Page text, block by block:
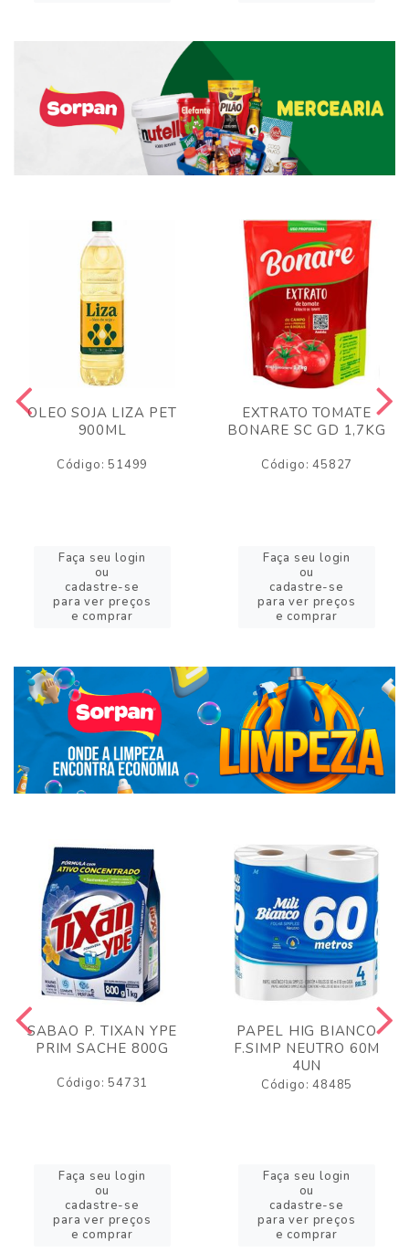
OLEO SOJA LIZA PET
900ML
Código: 51499
Faça seu login
ou
cadastre-se
para ver preços
e comprar
EXTRATO TOMATE
BONARE SC GD 1,7KG
Código: 45827
Faça seu login
ou
cadastre-se
para ver preços
e comprar
SABAO P. TIXAN YPE
PRIM SACHE 800G
Código: 54731
Faça seu login
ou
cadastre-se
para ver preços
e comprar
PAPEL HIG BIANCO
F.SIMP NEUTRO 60M
4UN
Código: 48485
Faça seu login
ou
cadastre-se
para ver preços
e comprar